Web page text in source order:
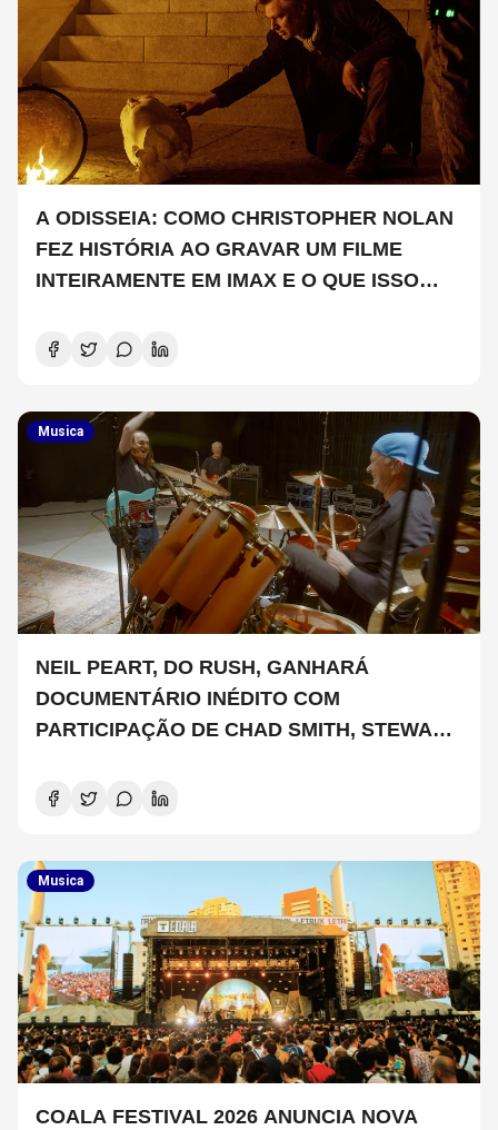
A ODISSEIA: COMO CHRISTOPHER NOLAN
FEZ HISTÓRIA AO GRAVAR UM FILME
INTEIRAMENTE EM IMAX E O QUE ISSO
Musica
NEIL PEART, DO RUSH, GANHARÁ
DOCUMENTÁRIO INÉDITO COM
PARTICIPAÇÃO DE CHAD SMITH, STEWART
Musica
COALA FESTIVAL 2026 ANUNCIA NOVA